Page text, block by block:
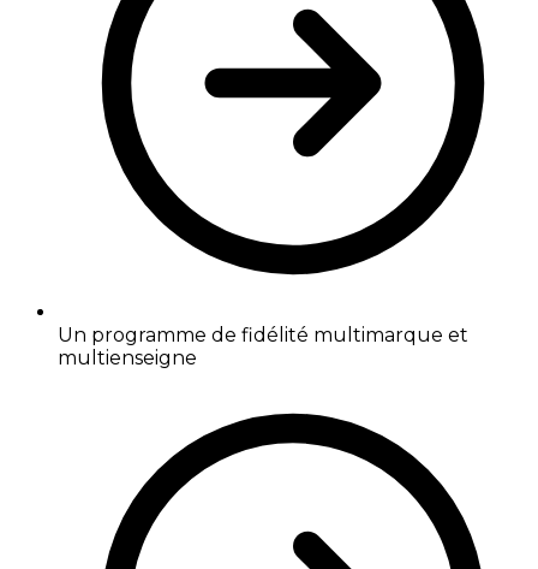
Un programme de fidélité multimarque et
multienseigne